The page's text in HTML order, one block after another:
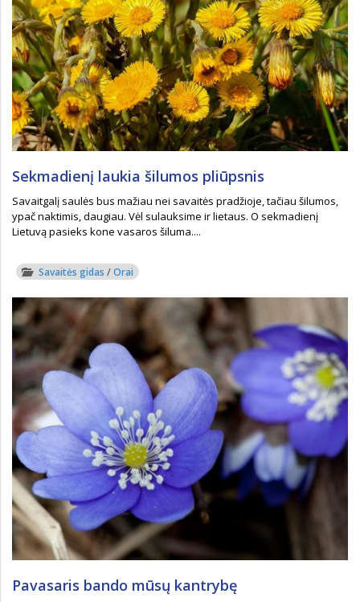
Sekmadienį laukia šilumos pliūpsnis
Savaitgalį saulės bus mažiau nei savaitės pradžioje, tačiau šilumos,
ypač naktimis, daugiau. Vėl sulauksime ir lietaus. O sekmadienį
Lietuvą pasieks kone vasaros šiluma....
Savaitės gidas /Orai
Pavasaris bando mūsų kantrybę